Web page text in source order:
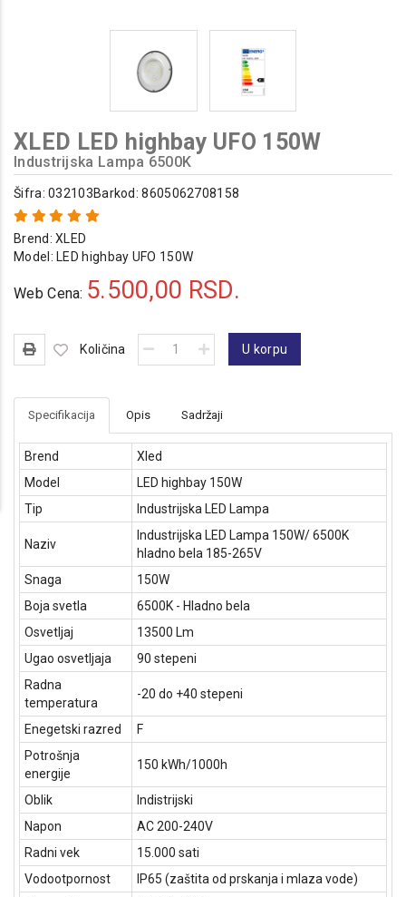
XLED LED highbay UFO 150W
Industrijska Lampa 6500K
Šifra: 032103Barkod: 8605062708158
Brend:XLED
Model: LED highbay UFO 150W
Web Cena: 5.500,00 RSD.
Količina U korpu
Specifikacija Opis Sadržaji
Brend
Xled
Model
LED highbay 150W
Tip
Industrijska LED Lampa
Naziv
Industrijska LED Lampa 150W/ 6500K
hladno bela 185-265V
Snaga
150W
Boja svetla
6500K - Hladno bela
Osvetljaj
13500 Lm
Ugao osvetljaja
90 stepeni
Radna
temperatura
-20 do +40 stepeni
Enegetski razred
F
Potrošnja
energije
150 kWh/1000h
Oblik
Indistrijski
Napon
AC 200-240V
Radni vek
15.000 sati
Vodootpornost
IP65 (zaštita od prskanja i mlaza vode)